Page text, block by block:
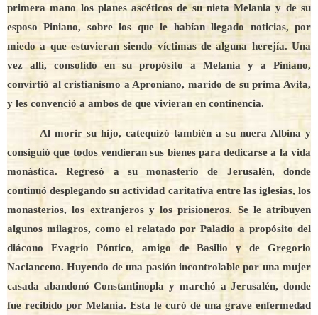
primera mano los planes ascéticos de su nieta Melania y de su
esposo Piniano, sobre los que le habían llegado noticias, por
miedo a que estuvieran siendo víctimas de alguna herejía. Una
vez allí, consolidó en su propósito a Melania y a Piniano,
convirtió al cristianismo a Aproniano, marido de su prima Avita,
y les convenció a ambos de que vivieran en continencia.
Al morir su hijo, catequizó también a su nuera Albina y
consiguió que todos vendieran sus bienes para dedicarse a la vida
monástica. Regresó a su monasterio de Jerusalén, donde
continuó desplegando su actividad caritativa entre las iglesias, los
monasterios, los extranjeros y los prisioneros. Se le atribuyen
algunos milagros, como el relatado por Paladio a propósito del
diácono Evagrio Póntico, amigo de Basilio y de Gregorio
Nacianceno. Huyendo de una pasión incontrolable por una mujer
casada abandonó Constantinopla y marchó a Jerusalén, donde
fue recibido por Melania. Esta le curó de una grave enfermedad